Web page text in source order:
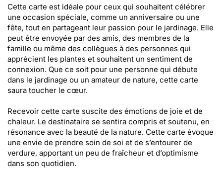
Cette carte est idéale pour ceux qui souhaitent célébrer
une occasion spéciale, comme un anniversaire ou une
fête, tout en partageant leur passion pour le jardinage. Elle
peut être envoyée par des amis, des membres de la
famille ou même des collègues à des personnes qui
apprécient les plantes et souhaitent un sentiment de
connexion. Que ce soit pour une personne qui débute
dans le jardinage ou un amateur de nature, cette carte
saura toucher le cœur.
Recevoir cette carte suscite des émotions de joie et de
chaleur. Le destinataire se sentira compris et soutenu, en
résonance avec la beauté de la nature. Cette carte évoque
une envie de prendre soin de soi et de s’entourer de
verdure, apportant un peu de fraîcheur et d’optimisme
dans son quotidien.